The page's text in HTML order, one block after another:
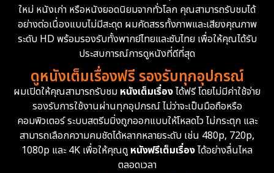
Documentary สารคดี 95
Drama ดราม่า
Dystopian 16
Emotional 61
Epic มหากาพย์ 225
ใหม่ หนังเก่า หรือหนังยอดนิยมจากทั่วโลก คุณสามารถรับชมได้
อย่างต่อเนื่องแบบไม่มีสะดุด ผมคัดสรรทั้งภาพและเสียงคุณภาพ
ระดับ HD พร้อมรองรับทั้งพากย์ไทยและซับไทย เพื่อให้คุณได้รับ
ประสบการณ์การดูหนังที่ดีที่สุด
ดูหนังเต็มเรื่องฟรี รองรับทุกอุปกรณ์
ผมเปิดให้คุณสามารถรับชม หนังเต็มเรื่องได้ฟรี โดยไม่มีค่าใช้จ่าย
รองรับการใช้งานผ่านทุกอุปกรณ์ ไม่ว่าจะเป็นมือถือหรือ
คอมพิวเตอร์ ระบบสตรีมมิ่งถูกออกแบบให้โหลดไว ไม่กระตุก และ
สามารถเลือกความคมชัดได้หลากหลายระดับ เช่น 480p, 720p,
1080p และ 4K เพื่อให้คุณดูหนังฟรีเต็มเรื่องได้อย่างลื่นไหล
ตลอดเวลา